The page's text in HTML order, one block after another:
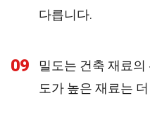
다릅니다.
09
밀도는 건축 재료
도가 높은 재료는